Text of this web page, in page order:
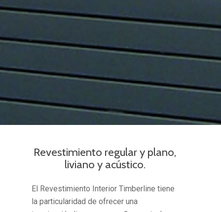
Revestimiento regular y plano,
liviano y acústico.
El Revestimiento Interior Timberline tiene
la particularidad de ofrecer una